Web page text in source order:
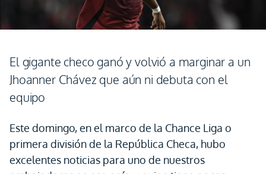
El gigante checo ganó y volvió a marginar a un
Jhoanner Chávez que aún ni debuta con el
equipo
Este domingo, en el marco de la Chance Liga o
primera división de la República Checa, hubo
excelentes noticias para uno de nuestros